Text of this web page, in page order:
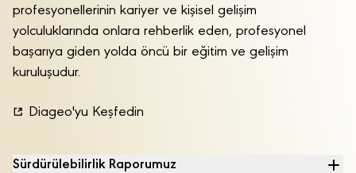
profesyonellerinin kariyer ve kişisel gelişim
yolculuklarında onlara rehberlik eden, profesyonel
başarıya giden yolda öncü bir eğitim ve gelişim
kuruluşudur.
Diageo'yu Keşfedin
Sürdürülebilirlik Raporumuz